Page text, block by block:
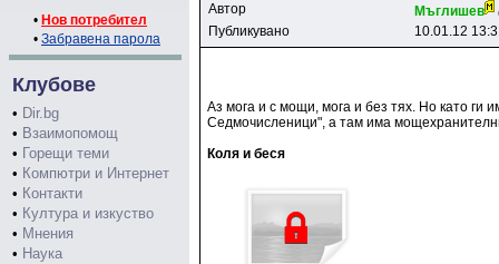
• Нов потребител
• Забравена парола
Клубове
• Dir.bg
• Взаимопомощ
• Горещи теми
• Компютри и Интернет
• Контакти
• Култура и изкуство
• Мнения
• Наука
Автор
Mъглишeв
Публикувано
10.01.12
Аз мога и с мощи, мога и без тях. Но като ги
Седмочисленици", а там има
Коля и беся